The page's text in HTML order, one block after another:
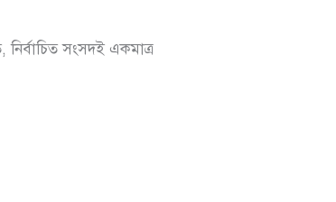
নির্বাচিত সংসদই একমাত্র